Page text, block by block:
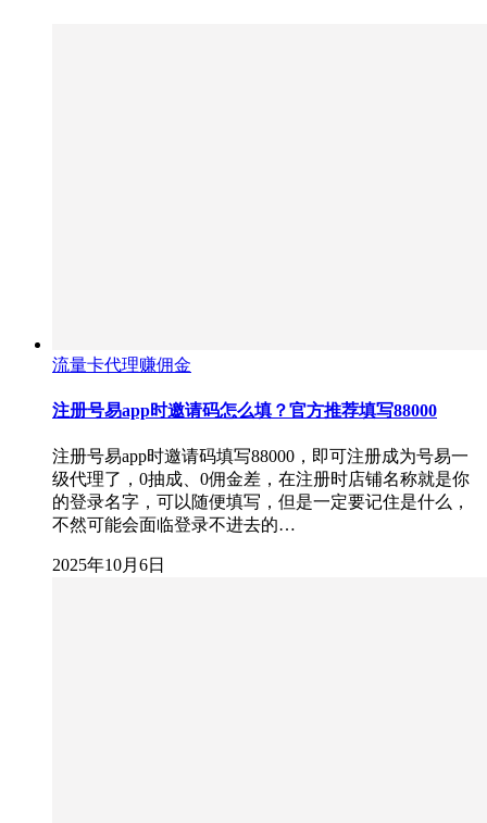
流量卡代理赚佣金
注册号易app时邀请码怎么填？官方推荐填写88000
注册号易app时邀请码填写88000，即可注册成为号易一
级代理了，0抽成、0佣金差，在注册时店铺名称就是你
的登录名字，可以随便填写，但是一定要记住是什么，
不然可能会面临登录不进去的…
2025年10月6日